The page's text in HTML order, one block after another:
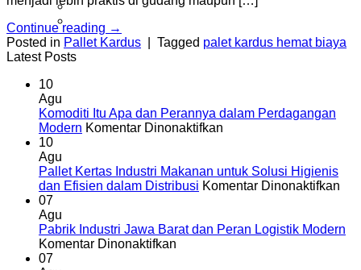
Continue reading →
Posted in Pallet Kardus Tagged palet kardus hemat biaya
Latest Posts
10
Agu
Komoditi Itu Apa dan Perannya dalam Perdagangan
Modern Komentar Dinonaktifkan
Apa
dan
Perdagangan
10
Agu
Pallet Kertas Industri Makanan untuk Solusi Higienis
dan Efisien dalam Distribusi Komentar Dinonaktifkan
07
Agu
Pabrik Industri Jawa Barat dan Peran Logistik Modern
Komentar Dinonaktifkan
07